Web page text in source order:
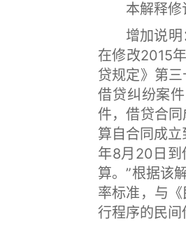
本解释修订
增加说明：
在修改2015
贷规定》第
借贷纠纷案
件，借贷合
算自合同成
年8月20日到
算。”根据该
率标准，与
行程序的民